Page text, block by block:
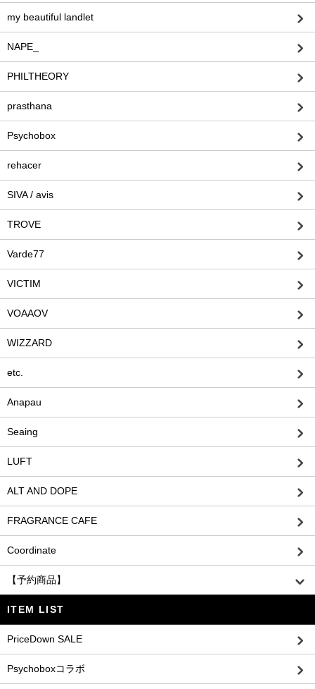
my beautiful landlet
NAPE_
PHILTHEORY
prasthana
Psychobox
rehacer
SIVA / avis
TROVE
Varde77
VICTIM
VOAAOV
WIZZARD
etc.
Anapau
Seaing
LUFT
ALT AND DOPE
FRAGRANCE CAFE
Coordinate
【予約商品】
ITEM LIST
PriceDown SALE
Psychoboxコラボ